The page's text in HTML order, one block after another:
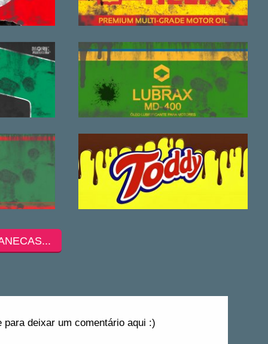
deixar um comentário aqui :)